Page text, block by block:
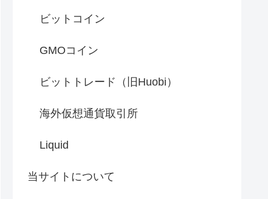
ビットコイン
GMOコイン
ビットトレード（旧Huobi）
海外仮想通貨取引所
Liquid
当サイトについて